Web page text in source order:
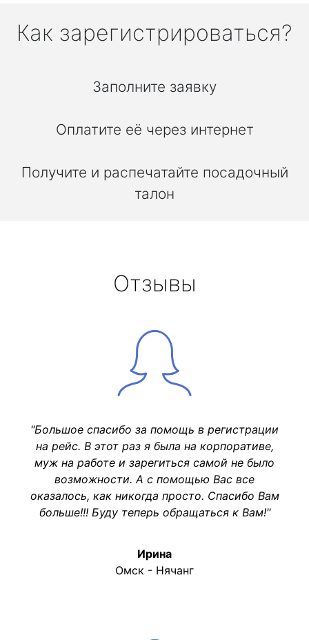
Как зарегистрироваться?
Заполните заявку
Оплатите её через интернет
Получите и распечатайте посадочный
талон
Отзывы
"Большое спасибо за помощь в регистрации
на рейс. В этот раз я была на корпоративе,
муж на работе и зарегиться самой не было
возможности. А с помощью Вас все
оказалось, как никогда просто. Спасибо Вам
больше!!! Буду теперь обращаться к Вам!"
Ирина
Омск - Нячанг